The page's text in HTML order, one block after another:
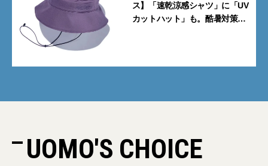
ス】「速乾涼感シャツ」に「UV
カットハット」も。酷暑対策に
UOMO'S CHOICE